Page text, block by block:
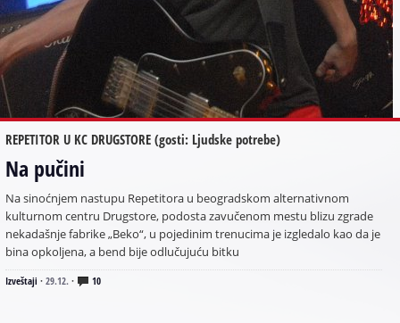
REPETITOR U KC DRUGSTORE (gosti: Ljudske potrebe)
Na pučini
Na sinoćnjem nastupu Repetitora u beogradskom alternativnom
kulturnom centru Drugstore, podosta zavučenom mestu blizu zgrade
nekadašnje fabrike „Beko“, u pojedinim trenucima je izgledalo kao da je
bina opkoljena, a bend bije odlučujuću bitku
Izveštaji · 29.12. · 10